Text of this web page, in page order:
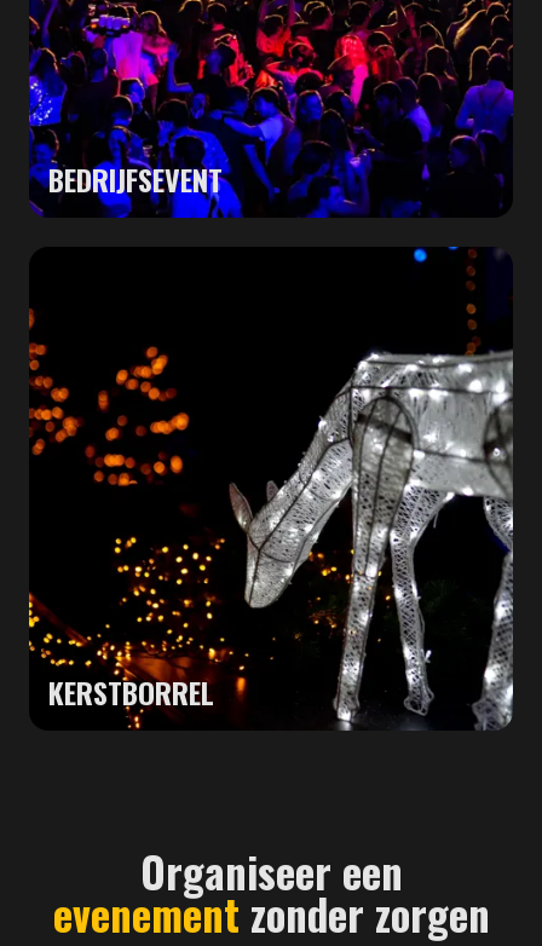
BEDRIJFSEVENT
KERSTBORREL
Organiseer een
evenement zonder zorgen